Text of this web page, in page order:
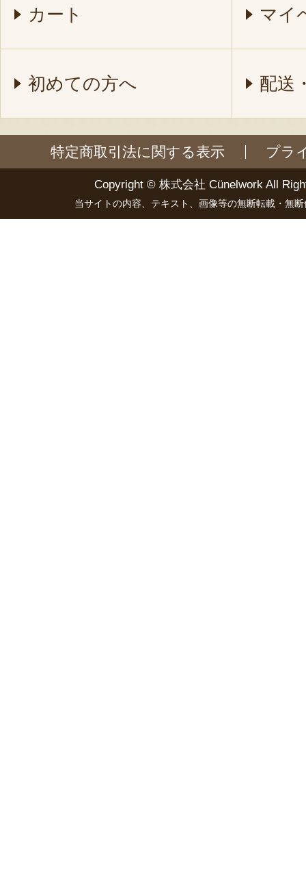
カート マイ
初めての方へ 配送
特定商取引法に関する表示 プラ
Copyright © 株式会社 Cünelwork All
当サイトの内容、テキスト、画像等の無断転載・無